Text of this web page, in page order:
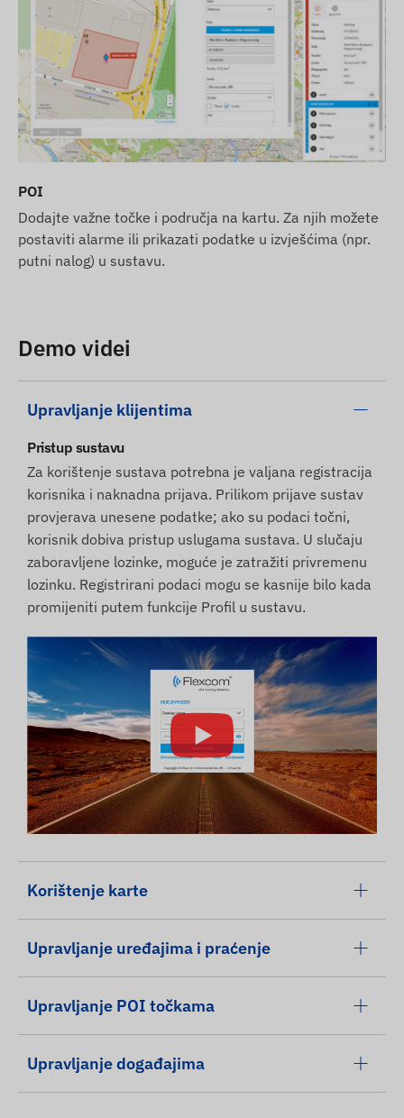
POI
Dodajte važne točke i područja na kartu. Za njih možete
postaviti alarme ili prikazati podatke u izvješćima (npr.
putni nalog) u sustavu.
Demo videi
Upravljanje klijentima
Pristup sustavu
Za korištenje sustava potrebna je valjana registracija
korisnika i naknadna prijava. Prilikom prijave sustav
provjerava unesene podatke; ako su podaci točni,
korisnik dobiva pristup uslugama sustava. U slučaju
zaboravljene lozinke, moguće je zatražiti privremenu
lozinku. Registrirani podaci mogu se kasnije bilo kada
promijeniti putem funkcije Profil u sustavu.
Korištenje karte
Upravljanje uređajima i praćenje
Upravljanje POI točkama
Upravljanje događajima